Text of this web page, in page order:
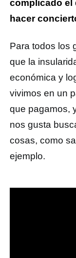
complicado el
hacer
Para todos los
que la
económica y
vivimos en un
que pagamos,
nos gusta
cosas, como
ejemplo.